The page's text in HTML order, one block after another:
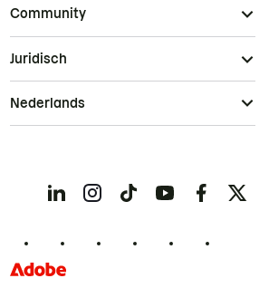
Community
Juridisch
Nederlands